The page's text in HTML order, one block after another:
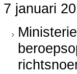
7 januari